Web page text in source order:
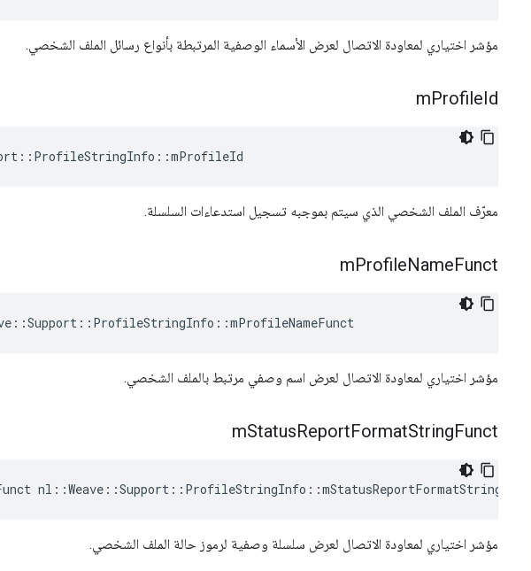
مؤشر اختياري لمعاودة الاتصال لعرض الأسماء الوصفية المرتبطة بأنواع رسائل الملف الشخصي.
mProfileId
معرّف الملف الشخصي الذي سيتم بموجبه تسجيل استدعاءات السلسلة.
mProfileNameFunct
مؤشر اختياري لمعاودة الاتصال لعرض اسم وصفي مرتبط بالملف الشخصي.
mStatusReportFormatStringFunct
nl::Weave::Support::ProfileStringInfo::mStatusReportFormatStringFunct
مؤشر اختياري لمعاودة الاتصال لعرض سلسلة وصفية لرموز حالة الملف الشخصي.